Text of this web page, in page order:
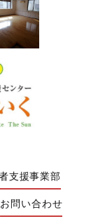
支援事業部
お問い合わせ